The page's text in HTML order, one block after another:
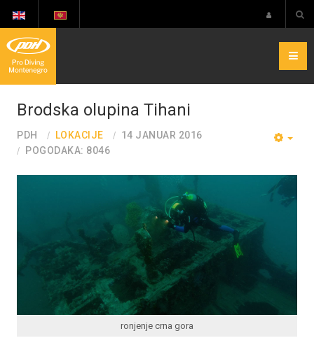
Brodska olupina Tihani
PDH LOKACIJE
14 JANUAR 2016
POGODAKA: 8046
ronjenje crna gora